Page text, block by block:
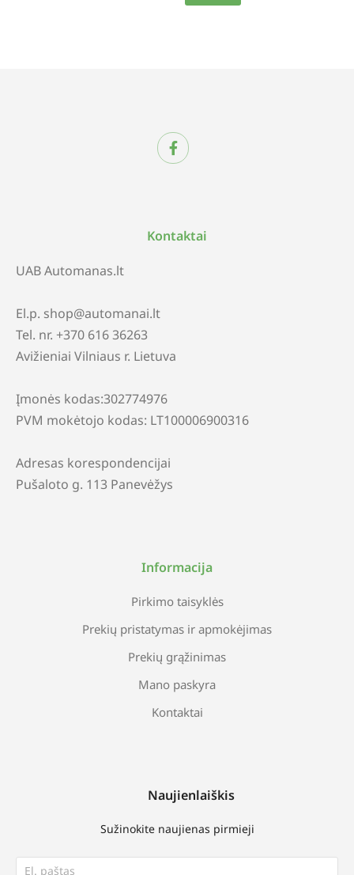
Kontaktai
UAB Automanas.lt
El.p. shop@automanai.lt
Tel. nr. +370 616 36263
Avižieniai Vilniaus r. Lietuva
Įmonės kodas:302774976
PVM mokėtojo kodas: LT100006900316
Adresas korespondencijai
Pušaloto g. 113 Panevėžys
Informacija
Pirkimo taisyklės
Prekių pristatymas ir apmokėjimas
Prekių grąžinimas
Mano paskyra
Kontaktai
Naujienlaiškis
Sužinokite naujienas pirmieji